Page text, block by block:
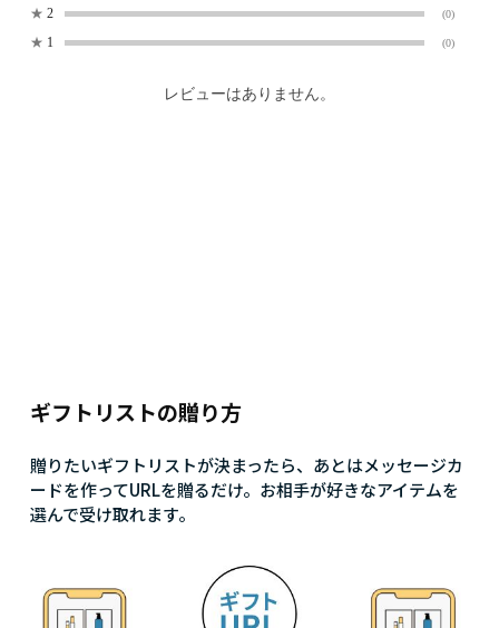
★ 2 (0)
★ 1 (0)
レビューはありません。
ギフトリストの贈り方
贈りたいギフトリストが決まったら、あとはメッセージカ
ードを作ってURLを贈るだけ。お相手が好きなアイテムを
選んで受け取れます。